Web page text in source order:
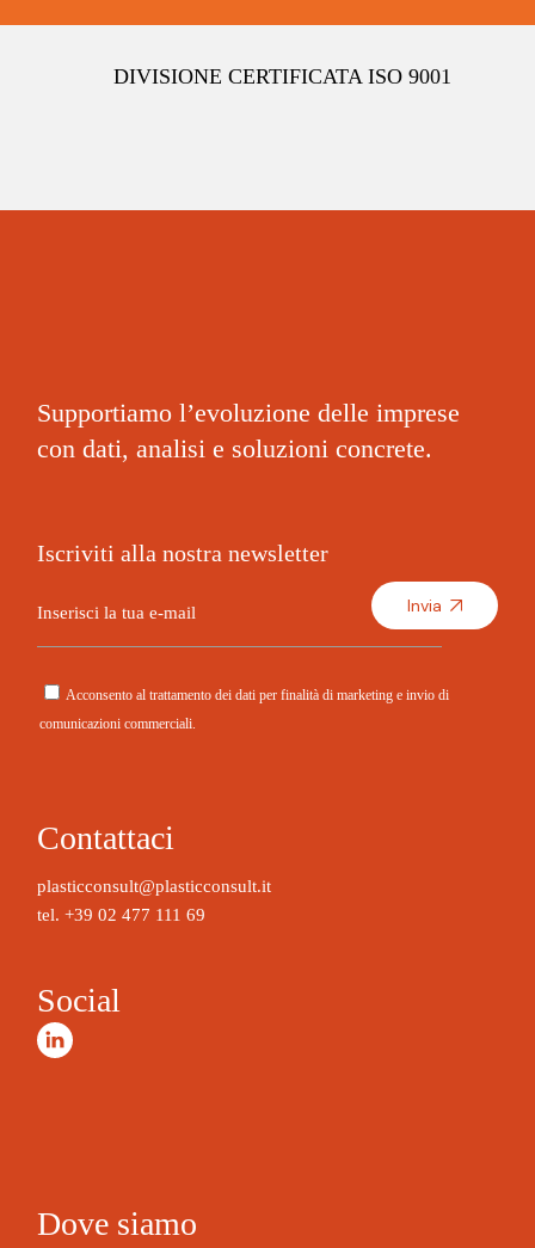
DIVISIONE CERTIFICATA ISO 9001
Supportiamo l’evoluzione delle imprese
con dati, analisi e soluzioni concrete.
Iscriviti alla nostra newsletter
Invia
Acconsento al trattamento dei dati per finalità di marketing e invio di
comunicazioni commerciali.
t
r
n
i
v
e
Contattaci
plasticconsult@plasticconsult.it
tel.+39 02 477 111 69
Social
Dove siamo